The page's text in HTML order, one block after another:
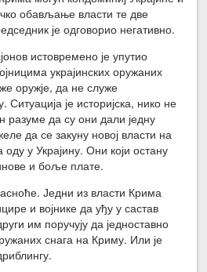
обављање власти те две
је одговорио негативно.
истовремено је упутио
украјинских оружаних
оружје, да не служе
Ситуација је историјска, нико не
разуме да су они дали једну
да се закуну новој власти на
у Украјину. Они који остану
и боље плате.
Једни из власти Крима
и војнике да уђу у састав
им поручују да једноставно
снага на Криму. Или је